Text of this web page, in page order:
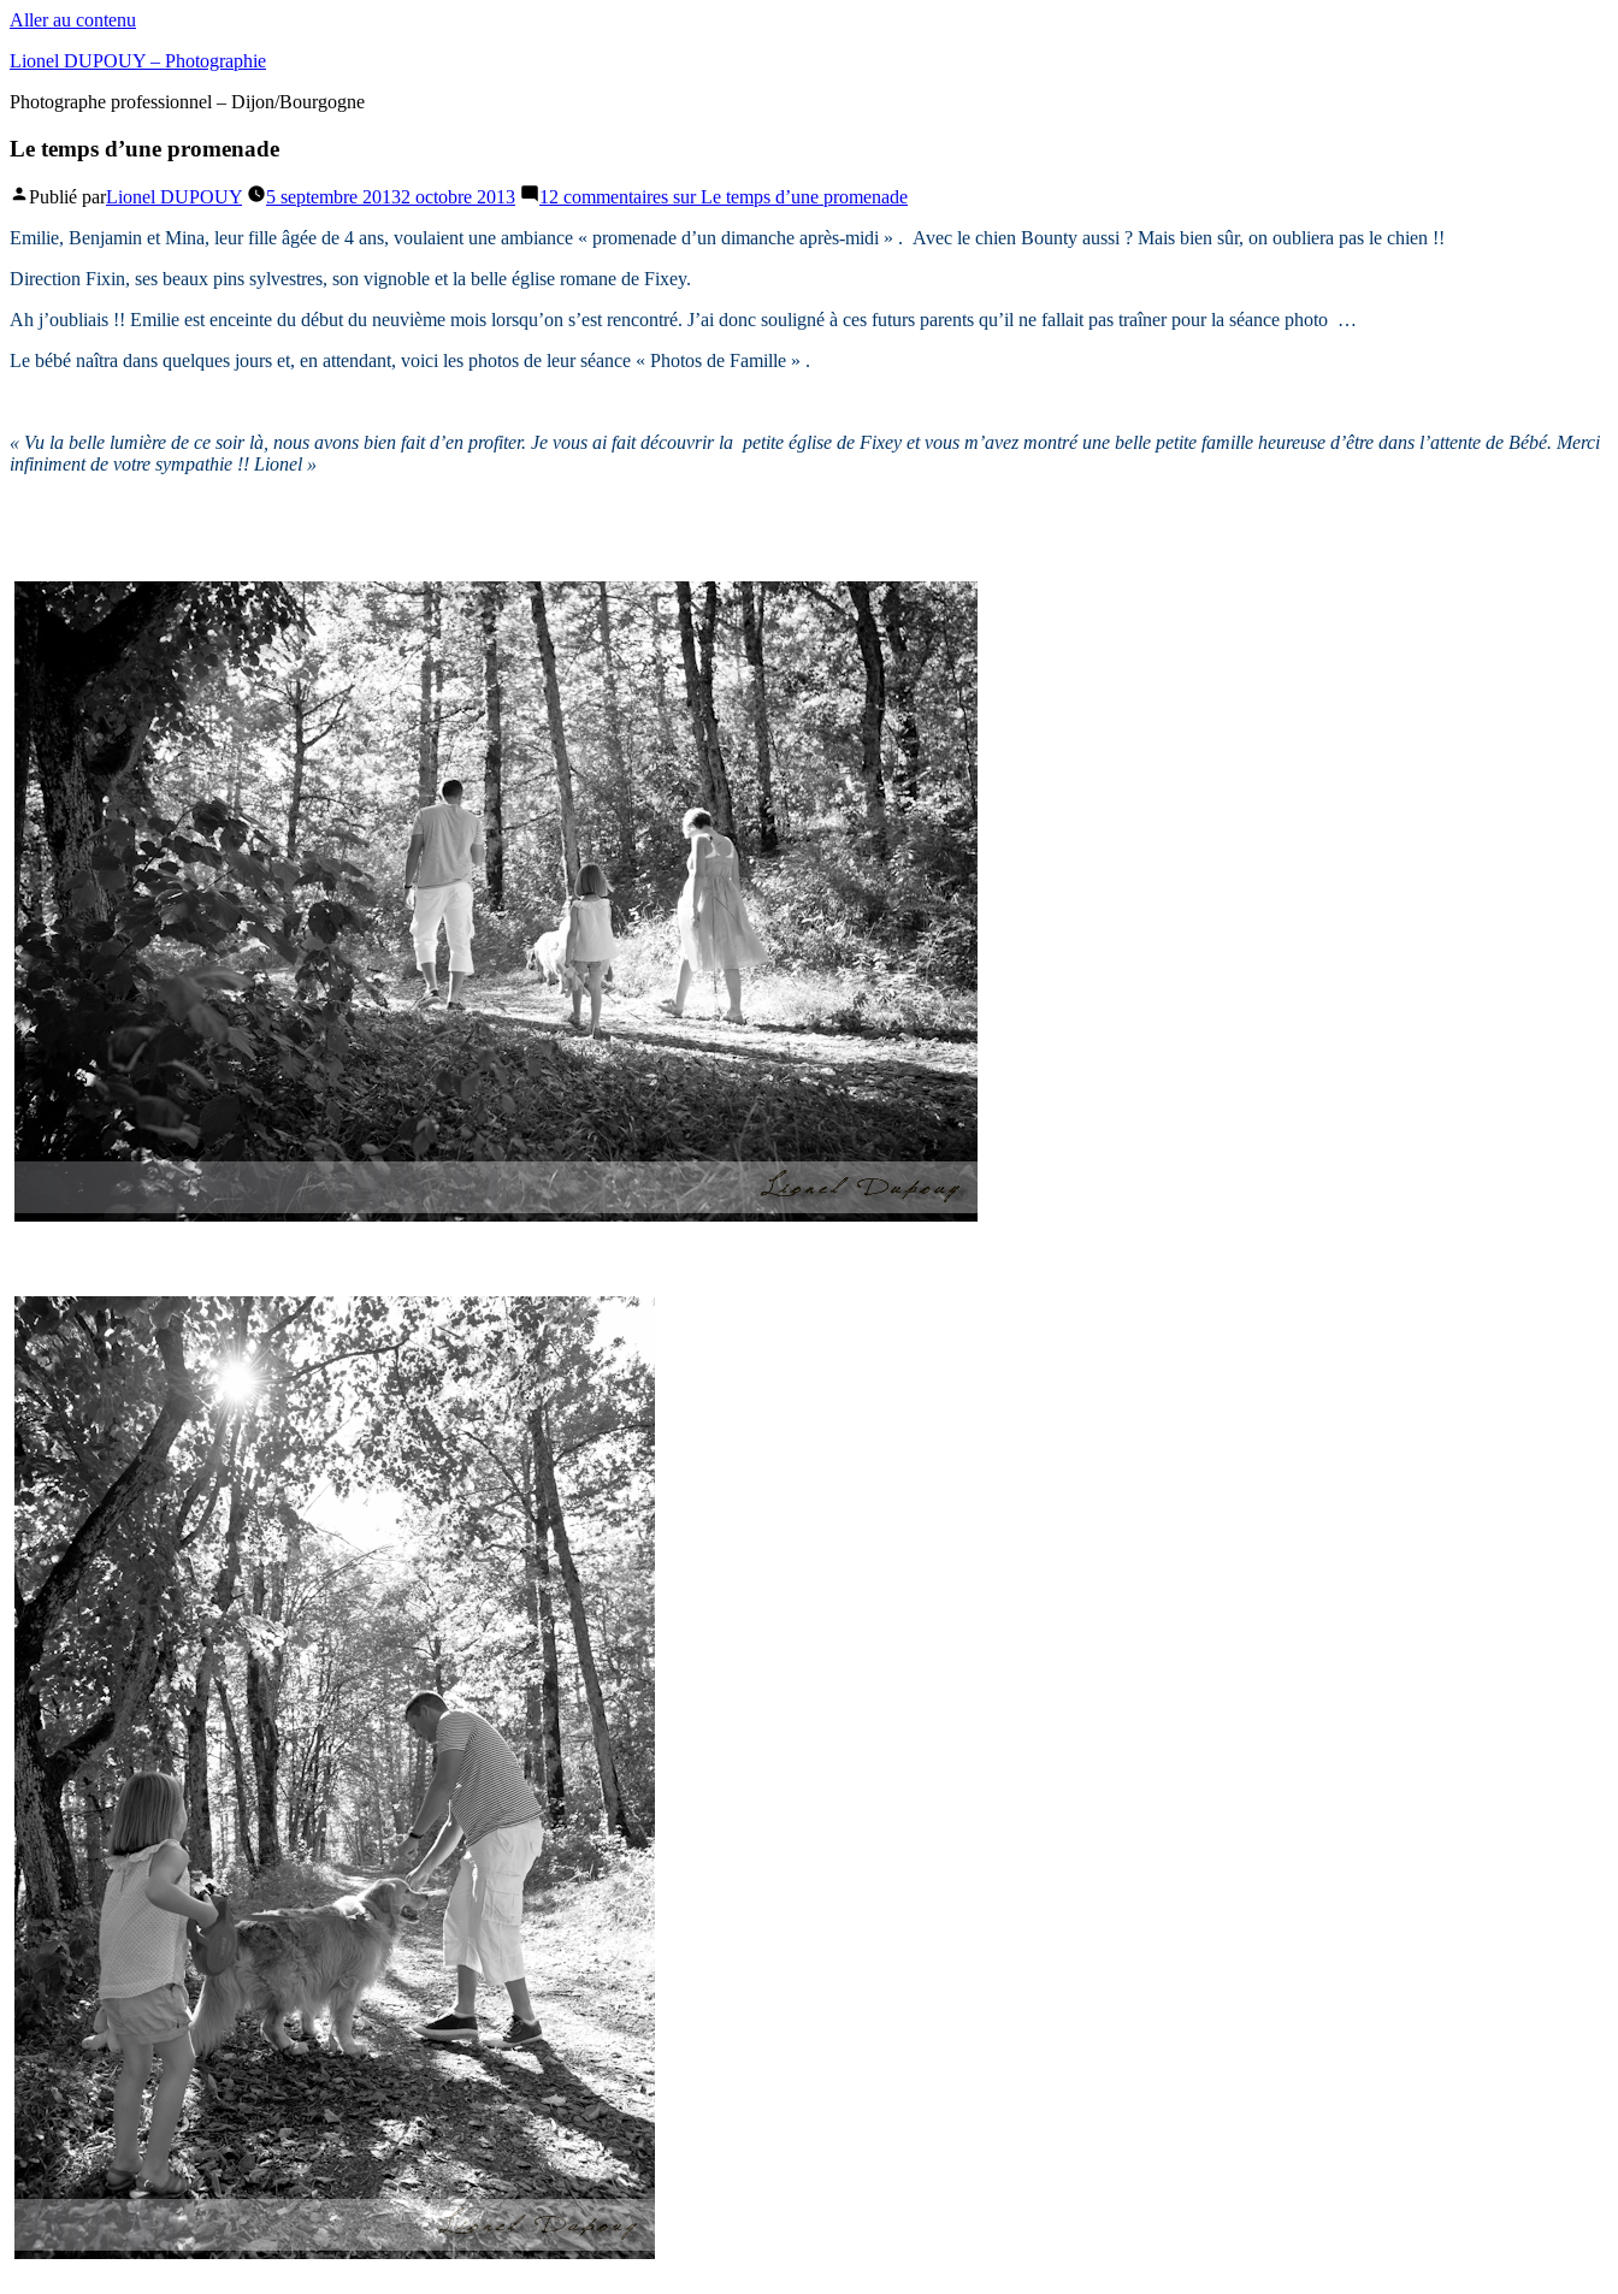
Aller au contenu
Lionel DUPOUY – Photographie
Photographe professionnel – Dijon/Bourgogne
Le temps d’une promenade
Publié parLionel DUPOUY 5 septembre 20132 octobre 2013 12 commentaires sur Le temps d’une promenade
Emilie, Benjamin et Mina, leur fille âgée de 4 ans, voulaient une ambiance « promenade d’un dimanche après-midi » . Avec le chien Bounty aussi ? Mais bien sûr, on oubliera pas le chien !!
Direction Fixin, ses beaux pins sylvestres, son vignoble et la belle église romane de Fixey.
Ah j’oubliais !! Emilie est enceinte du début du neuvième mois lorsqu’on s’est rencontré. J’ai donc souligné à ces futurs parents qu’il ne fallait pas traîner pour la séance photo …
Le bébé naîtra dans quelques jours et, en attendant, voici les photos de leur séance « Photos de Famille » .
« Vu la belle lumière de ce soir là, nous avons bien fait d’en profiter. Je vous ai fait découvrir la petite église de Fixey et vous m’avez montré une belle petite famille heureuse d’être dans l’attente de Bébé. Merci
infiniment de votre sympathie !! Lionel »